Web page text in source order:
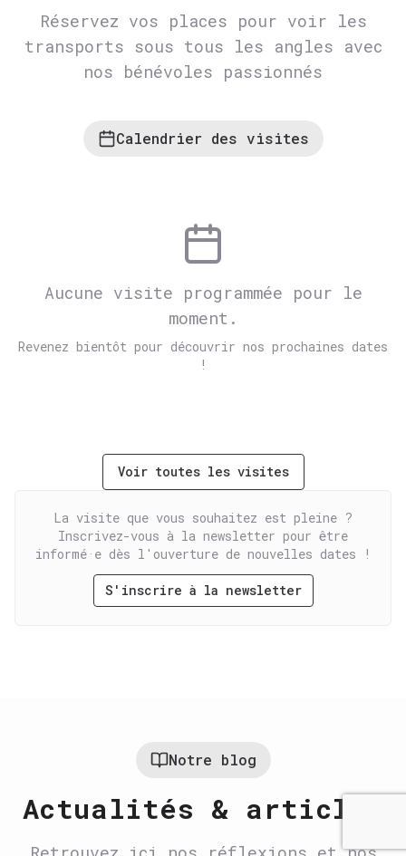
Réservez vos places pour voir les
transports sous tous les angles avec
nos bénévoles passionnés
Calendrier des visites
Aucune visite programmée pour le
moment.
Revenez bientôt pour découvrir nos prochaines dates
!
Voir toutes les visites
La visite que vous souhaitez est pleine ?
Inscrivez-vous à la newsletter pour être
informé·e dès l'ouverture de nouvelles dates !
S'inscrire à la newsletter
Notre blog
Actualités & articles